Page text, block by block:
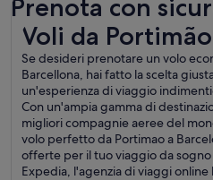
Prenota con
Voli da
Se desideri prenotare un volo
Barcellona, hai fatto la scelta
un'esperienza di viaggio
Con un'ampia gamma di
migliori compagnie aeree del
volo perfetto da Portimao a
offerte per il tuo viaggio da sogno
Expedia, l'agenzia di viaggi
Voli da Portimão a Barcellona